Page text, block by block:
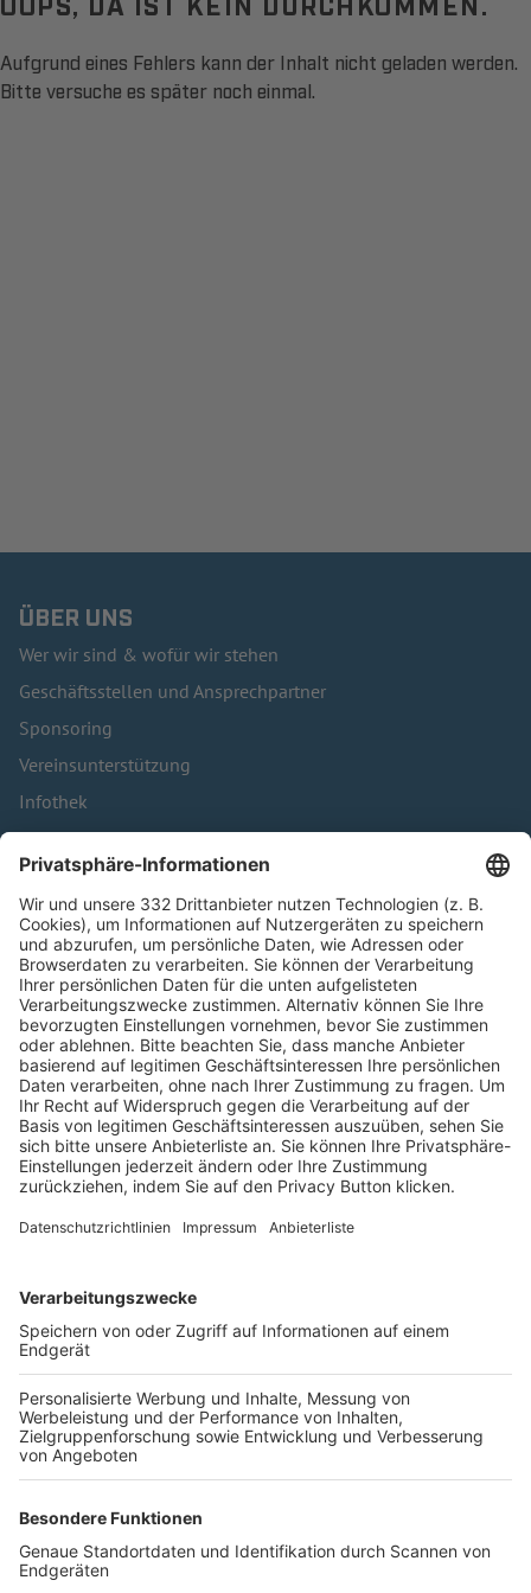
Aufgrund eines Fehlers kann der Inhalt nicht geladen werden.
Bitte versuche es später noch einmal.
ÜBER UNS
Wer wir sind & wofür wir stehen
Geschäftsstellen und Ansprechpartner
Sponsoring
Vereinsunterstützung
Infothek
Kontakt
HÄUFIG BESUCHTE SEITEN
Pässe und Vereinswechsel
Trainerausbildung
Schulungsangebot Vereinsmitarbeiter
BFV-Geschäftsstellen
Trainerbörse
Login SpielPlus
FOLGE DEM BFV
TOP-VEREINE
TOP-PARTNER